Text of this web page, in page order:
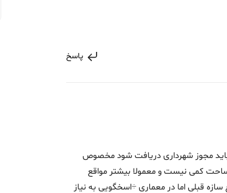
پاسخ
مجوز شهرداری دریافت شود مخصوص
نهایت متراژ50 متر مربع مساحت کمی نیست و معمولا بیشتر مواقع
قبلی اما در معماری ÷اسخگویی به نیاز